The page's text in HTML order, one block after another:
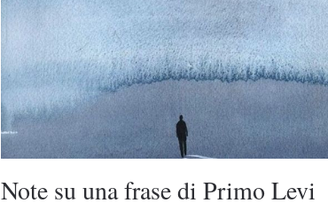
Note su una frase di Primo Levi